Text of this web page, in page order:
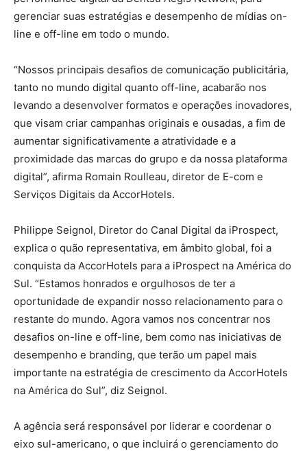
gerenciar suas estratégias e desempenho de mídias on-
line e off-line em todo o mundo.
“Nossos principais desafios de comunicação publicitária,
tanto no mundo digital quanto off-line, acabarão nos
levando a desenvolver formatos e operações inovadores,
que visam criar campanhas originais e ousadas, a fim de
aumentar significativamente a atratividade e a
proximidade das marcas do grupo e da nossa plataforma
digital”, afirma Romain Roulleau, diretor de E-com e
Serviços Digitais da AccorHotels.
Philippe Seignol, Diretor do Canal Digital da iProspect,
explica o quão representativa, em âmbito global, foi a
conquista da AccorHotels para a iProspect na América do
Sul. “Estamos honrados e orgulhosos de ter a
oportunidade de expandir nosso relacionamento para o
restante do mundo. Agora vamos nos concentrar nos
desafios on-line e off-line, bem como nas iniciativas de
desempenho e branding, que terão um papel mais
importante na estratégia de crescimento da AccorHotels
na América do Sul”, diz Seignol.
A agência será responsável por liderar e coordenar o
eixo sul-americano, o que incluirá o gerenciamento do